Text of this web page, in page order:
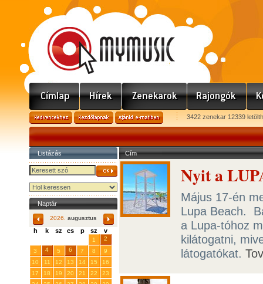
3422 zenekar 12339
Listázás
Naptár
2026. augusztus
h k sz cs p sz v
1
2
3
4 5 6 7 8
9
10
11 12 13 14 15
16
17
18 19 20 21 22
23
Cím
Nyit a
Május 17-én
Lupa Beach.
a Lupa-tóhoz
kilátogatni,
látogatókat.